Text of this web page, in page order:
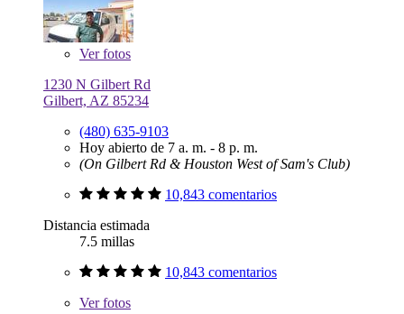
Verfotos
1230 N Gilbert Rd
Gilbert, AZ 85234
(480) 635-9103
Hoy abierto de 7 a. m. - 8 p. m.
(On Gilbert Rd & Houston West of Sam's Club)
10,843 comentarios
Distancia estimada
7.5 millas
10,843 comentarios
Verfotos